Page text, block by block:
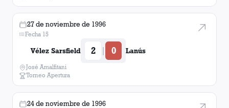
27 de noviembre de 1996
Fecha 15
Vélez Sarsfield 2 | 0 Lanús
José Amalfitani
Torneo Apertura
24 de noviembre de 1996